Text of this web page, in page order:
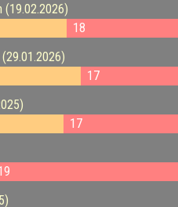
(19.02.2026)
18
17
17